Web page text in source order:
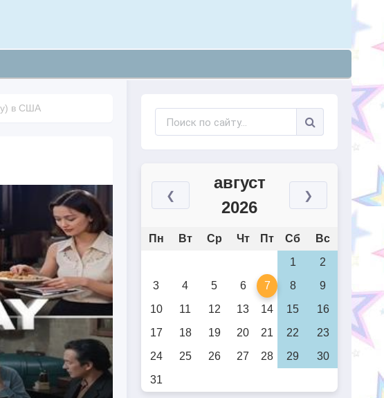
в США
❮
август
2026
❯
Пн Вт Ср Чт Пт Сб
Вс
1
2
3
4 5 6 7 8
9
10
11 12 13 14 15
16
17
18 19 20 21 22
23
24
25 26 27 28 29
30
31